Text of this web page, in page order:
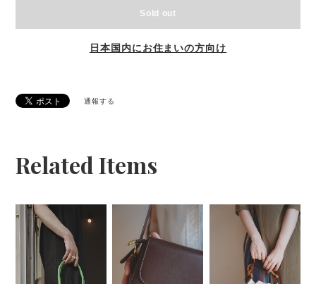
Sold out
日本国内にお住まいの方向け
通報する
Related Items